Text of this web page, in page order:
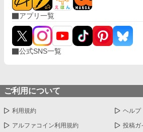
アプリ一覧
公式SNS一覧
ご利用について
利用規約 ヘルプ
アルファコイン利用規約 投稿ガ